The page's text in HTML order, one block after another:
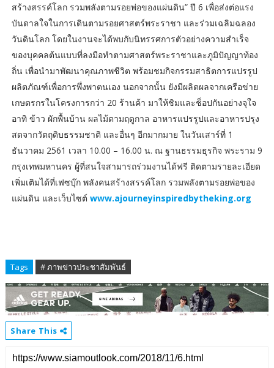
สร้างสรรค์โลก รวมพลังตามรอยพ่อของแผ่นดิน” ปี 6 เพื่อส่งต่อแรง
บันดาลใจในการเดินตามรอยศาสตร์พระราชา และร่วมเฉลิมฉลอง
วันดินโลก โดยในงานจะได้พบกับนิทรรศการตัวอย่างความสำเร็จ
ของบุคคลต้นแบบที่ลงมือทำตามศาสตร์พระราชาและภูมิปัญญาท้อง
ถิ่น เพื่อนำมาพัฒนาคุณภาพชีวิต พร้อมชมกิจกรรมสาธิตการแปรรูป
ผลิตภัณฑ์เพื่อการพึ่งพาตนเอง นอกจากนั้น ยังมีผลิตผลจากเครือข่าย
เกษตรกรในโครงการกว่า 20 ร้านค้า มาให้ชิมและช็อปกันอย่างจุใจ
อาทิ ข้าว ผักพื้นบ้าน ผลไม้ตามฤดูกาล อาหารแปรรูปและอาหารปรุง
สดจากวัตถุดิบธรรมชาติ และอื่นๆ อีกมากมาย ในวันเสาร์ที่ 1
ธันวาคม 2561 เวลา 10.00 – 16.00 น. ณ ฐานธรรมธุรกิจ พระราม 9
กรุงเทพมหานคร ผู้ที่สนใจสามารถร่วมงานได้ฟรี ติดตามรายละเอียด
เพิ่มเติมได้ที่เฟซบุ๊ก พลังคนสร้างสรรค์โลก รวมพลังตามรอยพ่อของ
แผ่นดิน และเว็บไซต์ www.ajourneyinspiredbytheking.org
Tags # ภาพข่าวประชาสัมพันธ์
Share This